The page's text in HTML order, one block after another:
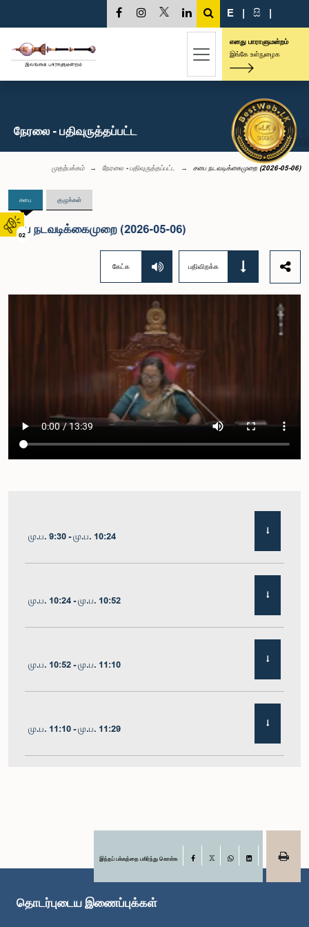
02
E | සි |
எனது பாராளுமன்றம்
இங்கே உள்நுழைக
நேரலை - பதிவுருத்தப்பட்ட
முதற்பக்கம் நேரலை - பதிவுருத்தப்பட்ட சபை நடவடிக்கைமுறை (2026-05-06)
சபை குழுக்கள்
சபை நடவடிக்கைமுறை (2026-05-06)
கேட்க பதிவிறக்க
மு.ப. 9:30 - மு.ப. 10:24
மு.ப. 10:24 - மு.ப. 10:52
மு.ப. 10:52 - மு.ப. 11:10
மு.ப. 11:10 - மு.ப. 11:29
மு.ப. 11:41 - மு.ப. 11:51இந்தப் பக்கத்தை பகிர்ந்து கொள்க Facebook
LinkedIn
தொடர்புடைய இணைப்புக்கள்